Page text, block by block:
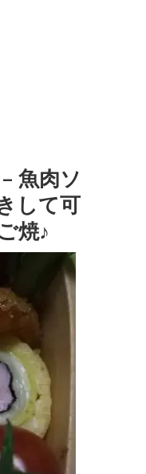
魚肉ソ
して可
焼♪